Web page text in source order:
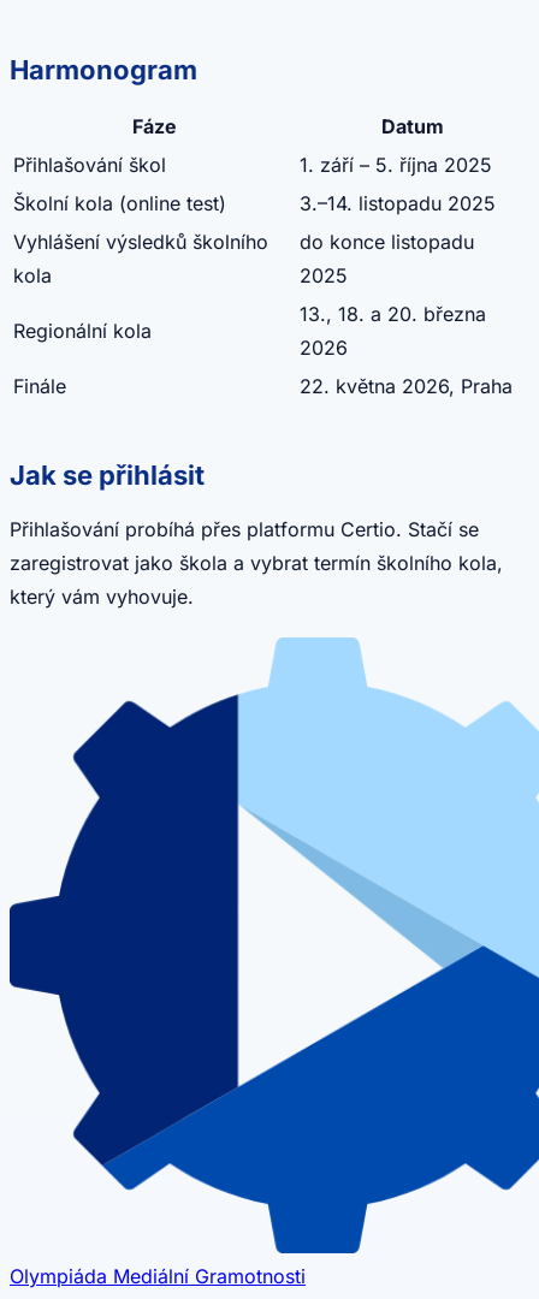
Harmonogram
Fáze
Datum
Přihlašování škol
1. září – 5. října 2025
Školní kola (online test)
3.–14. listopadu 2025
Vyhlášení výsledků školního
kola
do konce listopadu
2025
Regionální kola
13., 18. a 20. března
2026
Finále
22. května 2026, Praha
Jak se přihlásit
Přihlašování probíhá přes platformu Certio. Stačí se
zaregistrovat jako škola a vybrat termín školního kola,
který vám vyhovuje.
Olympiáda Mediální Gramotnosti